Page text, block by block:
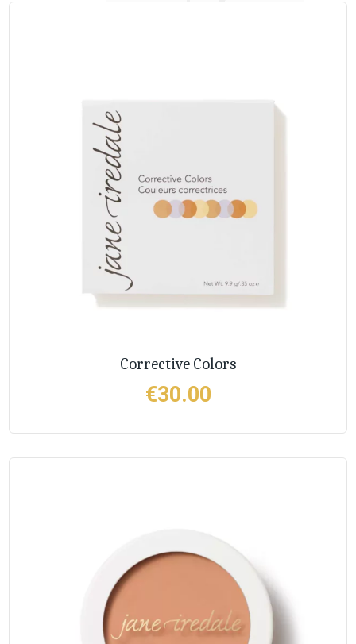
Corrective Colors
€30.00